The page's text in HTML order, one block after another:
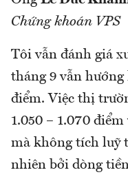
Chứng khoán VPS
Tôi vẫn đánh giá
tháng 9 vẫn hướng
điểm. Việc thị
1.050 – 1.070
mà không tích luỹ
nhiên bởi dòng